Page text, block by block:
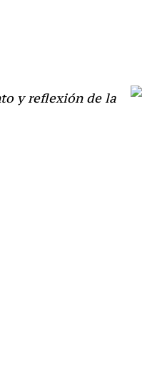
y reflexión de la